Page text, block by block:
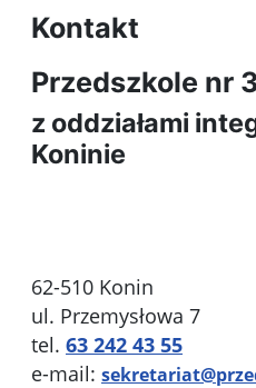
Kontakt
Przedszkole nr
z oddziałami
Koninie
62-510 Konin
ul. Przemysłowa 7
tel. 63 242 43 55
e-mail: